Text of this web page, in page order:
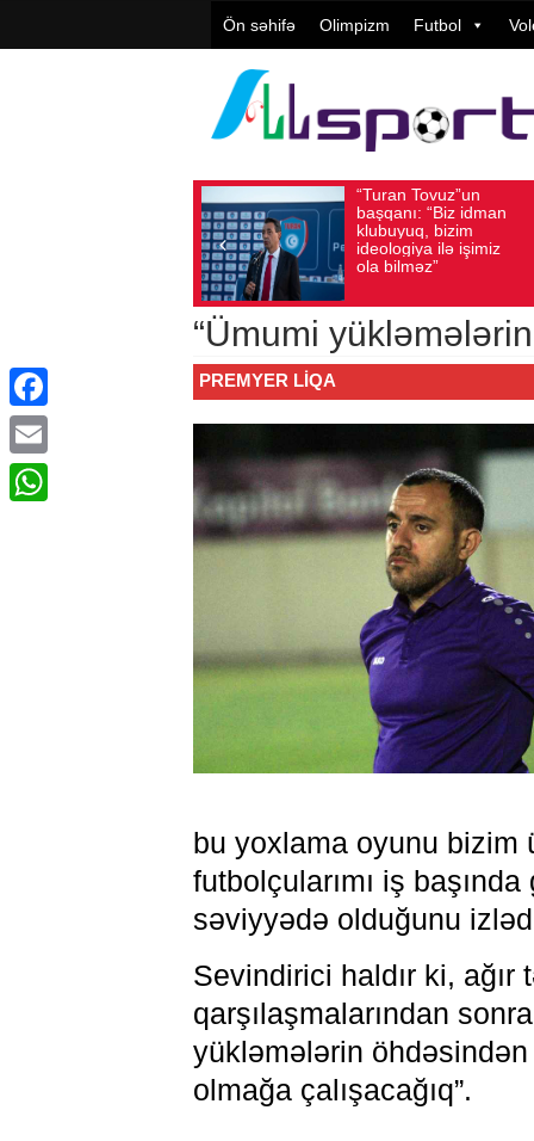
Ön səhifə Olimpizm Futbol
başqanı: “Biz idman
klubuyuq, bizim
ideologiya ilə işimiz
ola bilməz”
Vüqar
yüksək
Avqust 05, 2026
“Ümumi
PREMYER LIQA
bu yoxlama oyunu bizim
futbolçularımı iş
səviyyədə olduğunu
Sevindirici haldır ki, ağır
qarşılaşmalarından
yükləmələrin
olmağa çalışacağıq”.
Facebook
Email